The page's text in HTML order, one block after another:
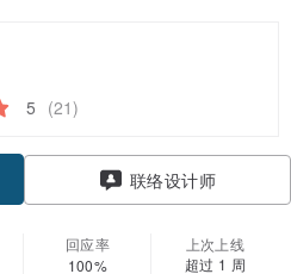
5 (21)
联络设计师
回应率
100%
上次上线
超过 1 周